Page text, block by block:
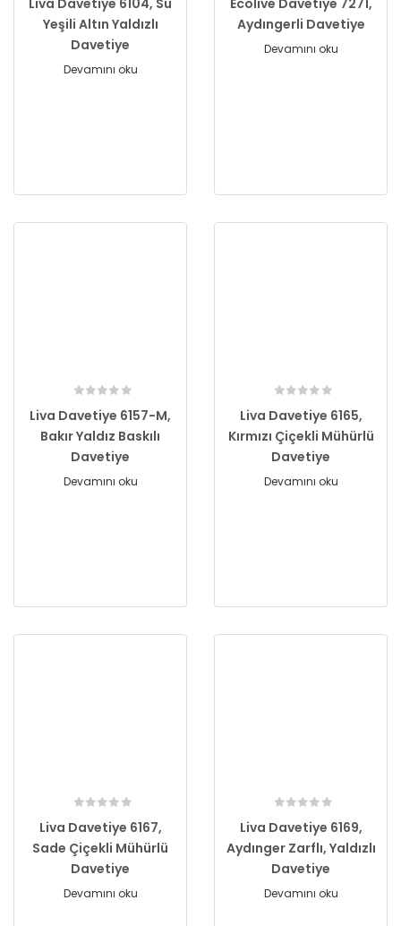
Liva Davetiye 6104, Su
Yeşili Altın Yaldızlı
Davetiye
Devamını oku
Ecolive Davetiye 7271,
Aydıngerli Davetiye
Devamını oku
Liva Davetiye 6157-M,
Bakır Yaldız Baskılı
Davetiye
Devamını oku
Liva Davetiye 6165,
Kırmızı Çiçekli Mühürlü
Davetiye
Devamını oku
Liva Davetiye 6167,
Sade Çiçekli Mühürlü
Davetiye
Devamını oku
Liva Davetiye 6169,
Aydınger Zarflı, Yaldızlı
Davetiye
Devamını oku